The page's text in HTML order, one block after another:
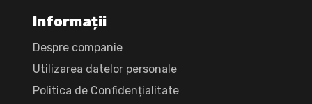
Informații
Despre companie
Utilizarea datelor personale
Politica de Confidențialitate